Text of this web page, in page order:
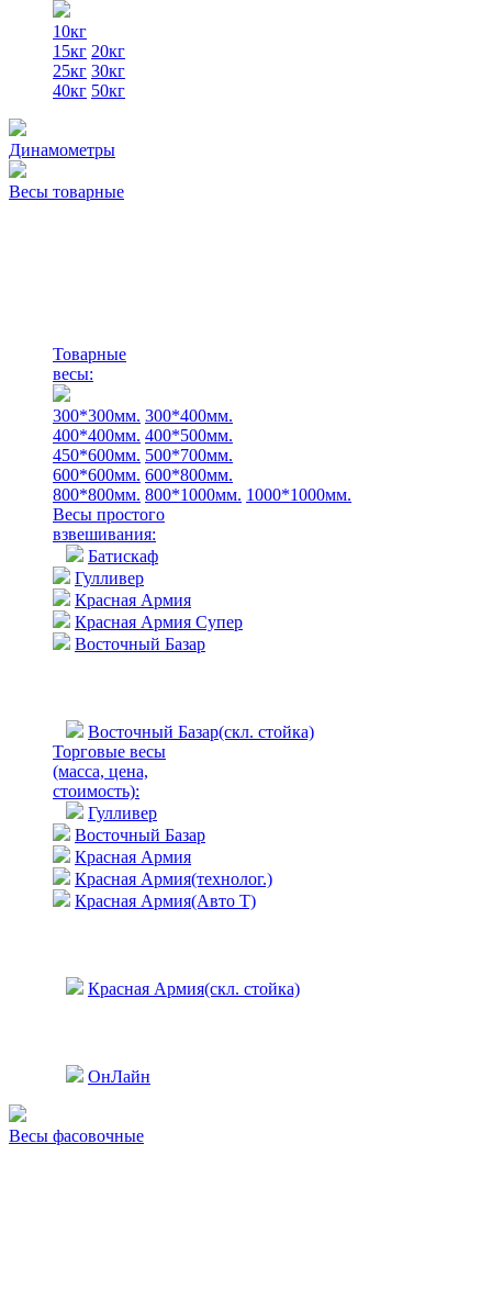
10кг
15кг 20кг
25кг 30кг
40кг 50кг
Динамометры
Весы товарные
Товарные
весы:
300*300мм. 300*400мм.
400*400мм. 400*500мм.
450*600мм. 500*700мм.
600*600мм. 600*800мм.
800*800мм. 800*1000мм. 1000*1000мм.
Весы простого
взвешивания:
Батискаф
Гулливер
Красная Армия
Красная Армия Супер
Восточный Базар
Восточный Базар(скл. стойка)
Торговые весы
(масса, цена,
стоимость):
Гулливер
Восточный Базар
Красная Армия
Красная Армия(технолог.)
Красная Армия(Авто Т)
Красная Армия(скл. стойка)
ОнЛайн
Весы фасовочные